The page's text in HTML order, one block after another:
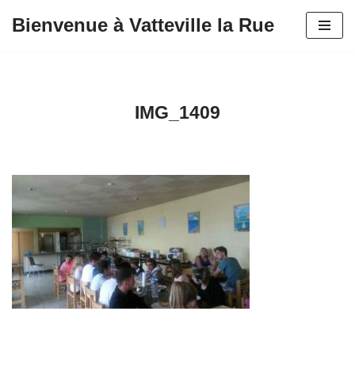
Bienvenue à Vatteville la Rue
IMG_1409